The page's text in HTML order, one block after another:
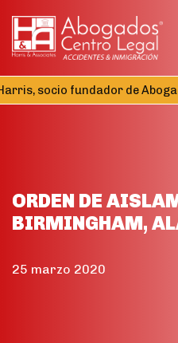
socio fundador de
ORDEN DE
BIRMINGHAM,
25 marzo 2020